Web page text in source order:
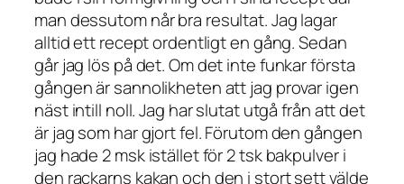
man dessutom når bra resultat. Jag lagar
alltid ett recept ordentligt en gång. Sedan
går jag lös på det. Om det inte funkar första
gången är sannolikheten att jag provar igen
näst intill noll. Jag har slutat utgå från att det
är jag som har gjort fel. Förutom den gången
jag hade 2 msk istället för 2 tsk bakpulver i
den rackarns kakan och den i stort sett välde